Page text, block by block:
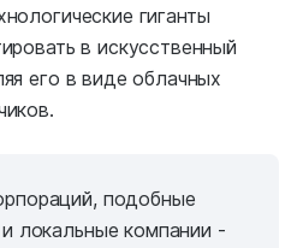
гиганты
в искусственный
его в виде облачных
подобные
локальные компании -